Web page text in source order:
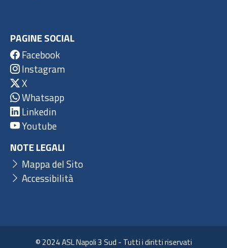
PAGINE SOCIAL
Facebook
Instagram
X
Whatsapp
Linkedin
Youtube
NOTE LEGALI
Mappa del Sito
Accessibilità
© 2024 ASL Napoli 3 Sud - Tutti i diritti riservati